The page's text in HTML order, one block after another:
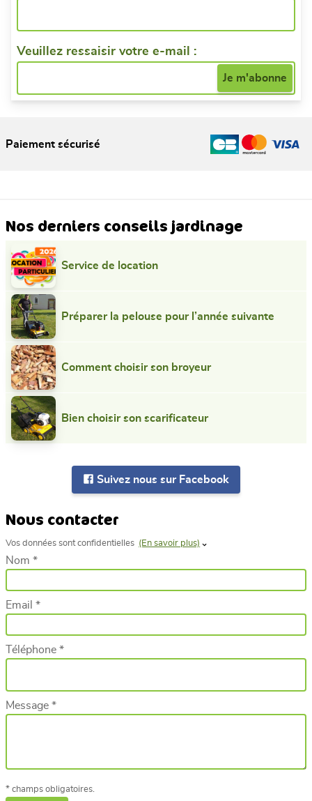
Veuillez ressaisir votre e-mail :
Paiement sécurisé
Nos derniers conseils jardinage
Service de location
Préparer la pelouse pour l’année suivante
Comment choisir son broyeur
Bien choisir son scarificateur
Suivez nous sur Facebook
Nous contacter
Vos données sont confidentielles (En savoir plus)
Nom *
Email *
Téléphone *
Message *
* champs obligatoires.